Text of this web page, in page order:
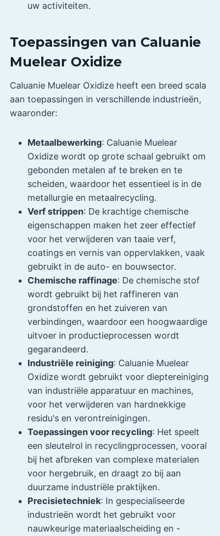
uw activiteiten.
Toepassingen van Caluanie
Muelear Oxidize
Caluanie Muelear Oxidize heeft een breed scala
aan toepassingen in verschillende industrieën,
waaronder:
Metaalbewerking: Caluanie Muelear
Oxidize wordt op grote schaal gebruikt om
gebonden metalen af te breken en te
scheiden, waardoor het essentieel is in de
metallurgie en metaalrecycling.
Verf strippen: De krachtige chemische
eigenschappen maken het zeer effectief
voor het verwijderen van taaie verf,
coatings en vernis van oppervlakken, vaak
gebruikt in de auto- en bouwsector.
Chemische raffinage: De chemische stof
wordt gebruikt bij het raffineren van
grondstoffen en het zuiveren van
verbindingen, waardoor een hoogwaardige
uitvoer in productieprocessen wordt
gegarandeerd.
Industriële reiniging: Caluanie Muelear
Oxidize wordt gebruikt voor dieptereiniging
van industriële apparatuur en machines,
voor het verwijderen van hardnekkige
residu's en verontreinigingen.
Toepassingen voor recycling: Het speelt
een sleutelrol in recyclingprocessen, vooral
bij het afbreken van complexe materialen
voor hergebruik, en draagt zo bij aan
duurzame industriële praktijken.
Precisietechniek: In gespecialiseerde
industrieën wordt het gebruikt voor
nauwkeurige materiaalscheiding en -